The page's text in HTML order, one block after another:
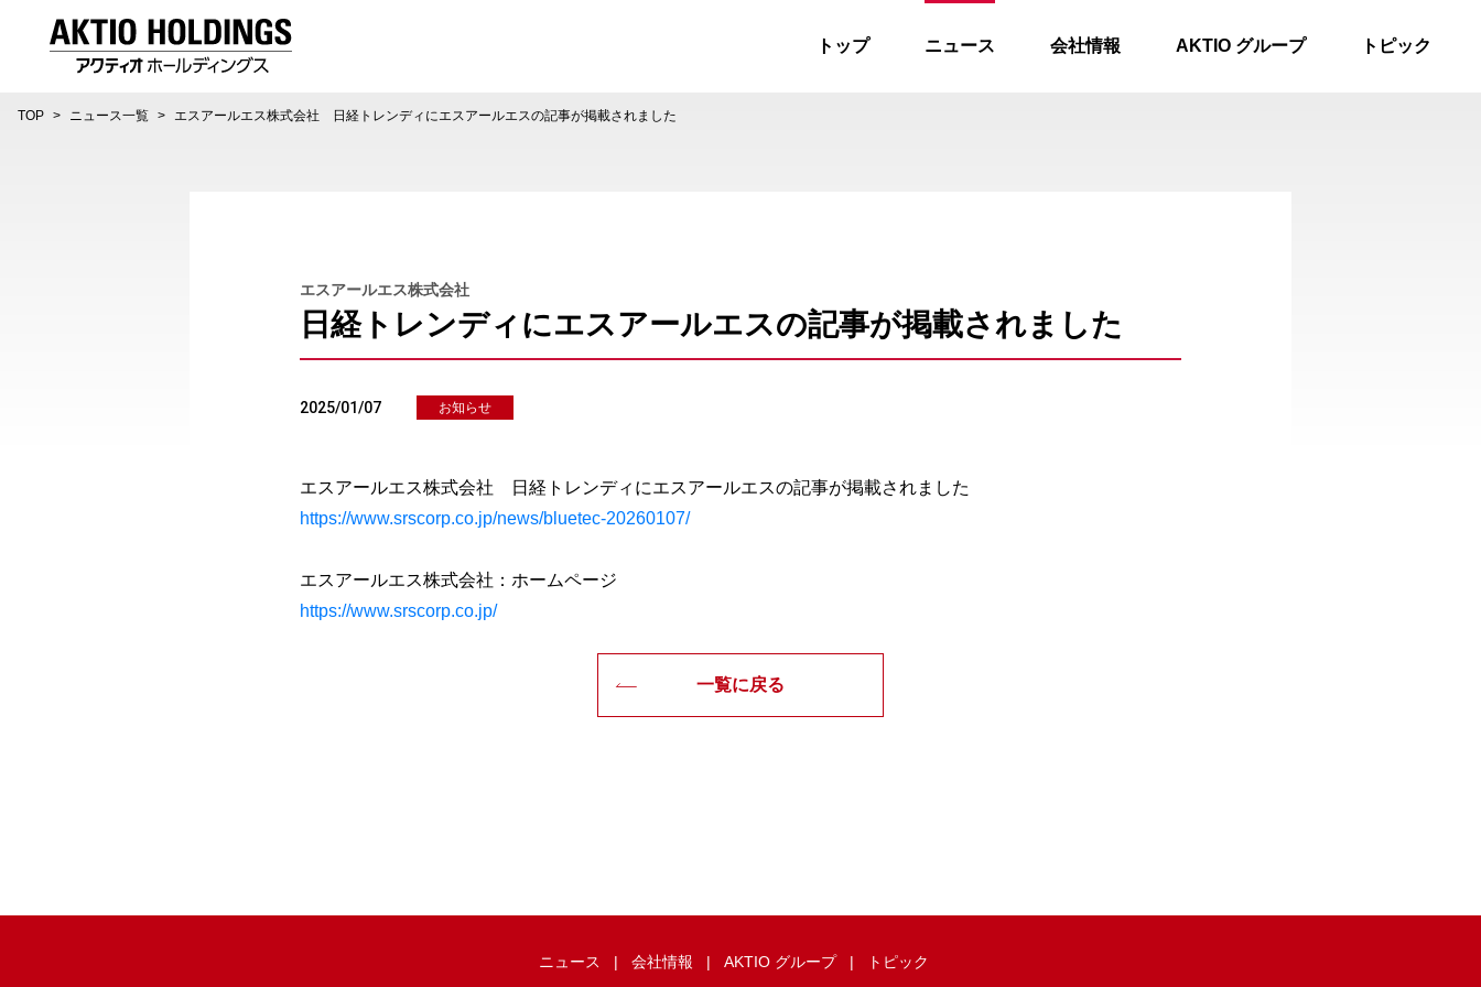
トップ ニュース 会社情報 AKTIO グループ トピック
TOP ニュース一覧 エスアールエス株式会社 日経トレンディにエスアールエスの記事が掲載されました
エスアールエス株式会社
日経トレンディにエスアールエスの記事が掲載されました
2025/01/07 お知らせ
エスアールエス株式会社 日経トレンディにエスアールエスの記事が掲載されました
https://www.srscorp.co.jp/news/bluetec-20260107/
エスアールエス株式会社：ホームページ
https://www.srscorp.co.jp/
一覧に戻る
ニュース 会社情報 AKTIO グループ トピック